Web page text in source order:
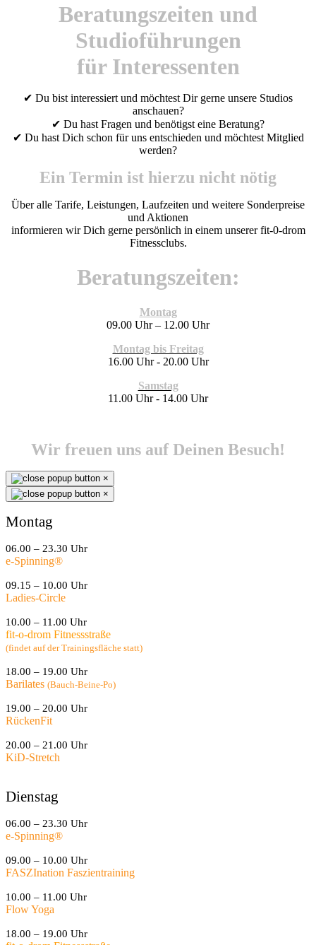
Beratungszeiten und
Studioführungen
für Interessenten
✔ Du bist interessiert und möchtest Dir gerne unsere Studios
anschauen?
✔ Du hast Fragen und benötigst eine Beratung?
✔ Du hast Dich schon für uns entschieden und möchtest Mitglied
werden?
Ein Termin ist hierzu nicht nötig
Über alle Tarife, Leistungen, Laufzeiten und weitere Sonderpreise
und Aktionen
informieren wir Dich gerne persönlich in einem unserer fit-0-drom
Fitnessclubs.
Beratungszeiten:
Montag
09.00 Uhr – 12.00 Uhr
Montag bis Freitag
16.00 Uhr - 20.00 Uhr
Samstag
11.00 Uhr - 14.00 Uhr
Wir freuen uns auf Deinen Besuch!
×
×
Montag
06.00 – 23.30 Uhr
e-Spinning®
09.15 – 10.00 Uhr
Ladies-Circle
10.00 – 11.00 Uhr
fit-o-drom Fitnessstraße
(findet auf der Trainingsfläche statt)
18.00 – 19.00 Uhr
Barilates (Bauch-Beine-Po)
19.00 – 20.00 Uhr
RückenFit
20.00 – 21.00 Uhr
KiD-Stretch
Dienstag
06.00 – 23.30 Uhr
e-Spinning®
09.00 – 10.00 Uhr
FASZInation Faszientraining
10.00 – 11.00 Uhr
Flow Yoga
18.00 – 19.00 Uhr